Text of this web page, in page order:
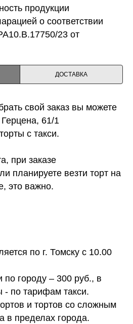
продукции
о соответствии
23 от
ДОСТАВКА
свой заказ вы можете
61/1
с такси.
при заказе
планируете везти торт на
это важно.
по г. Томску с 10.00
по городу – 300 руб., в
по тарифам такси.
и тортов со сложным
в пределах города.